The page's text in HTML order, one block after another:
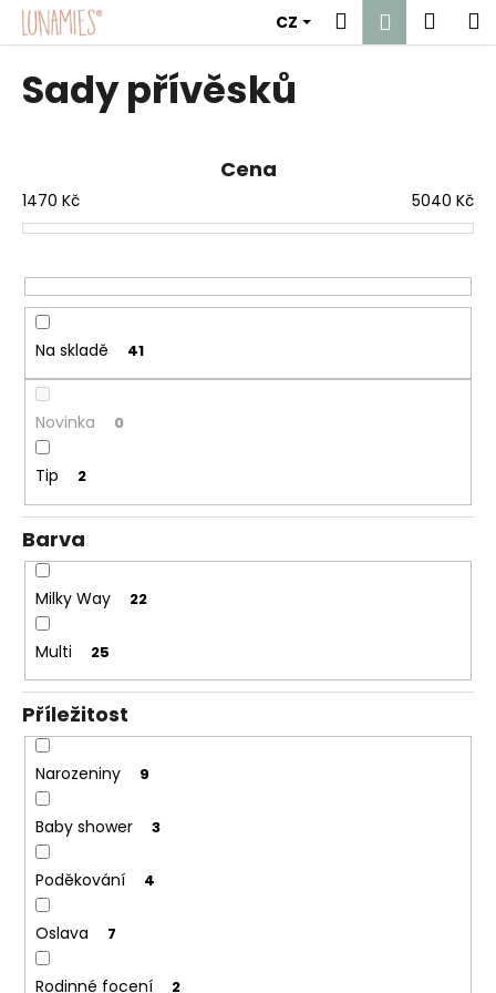
Přejít
obsah
CZ Hledat
Sady přívěsků
Cena
1470 Kč 5040 Kč
Na skladě 41
Novinka 0
Tip 2
Barva
Milky Way 22
Multi 25
Příležitost
Narozeniny 9
Baby shower 3
Poděkování 4
Oslava 7
Rodinné focení 2
o
o
t
e
b
u
j
e
e
n
a
j
?
D
o
p
u